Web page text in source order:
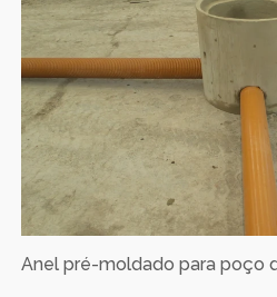
Anel pré-moldado para poço